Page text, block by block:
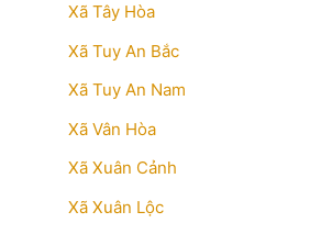
Xã Tây Hòa
Xã Tuy An Bắc
Xã Tuy An Nam
Xã Vân Hòa
Xã Xuân Cảnh
Xã Xuân Lộc